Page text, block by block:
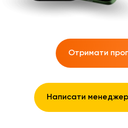
Отримати
Написати